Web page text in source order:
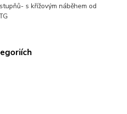
s křížovým náběhem od